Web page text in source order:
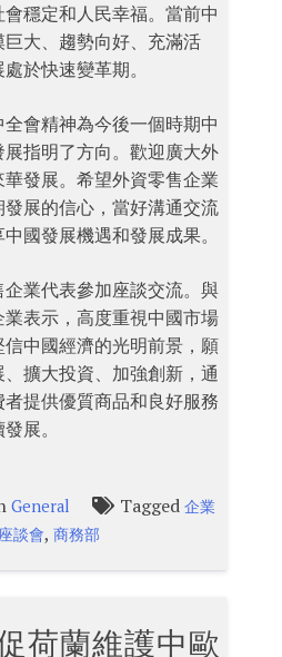
穩定和人民幸福。當前中
大、趨勢向好、充滿活
於快速變革期。
會精神為今後一個時期中
指明了方向。歡迎廣大外
發展。希望外資零售企業
展的信心，當好溝通交流
國發展機遇和發展成果。
業代表參加座談交流。與
表示，高度重視中國市場
中國經濟的光明前景，願
擴大投資、加強創新，通
提供優質商品和良好服務
展。
General Tagged 企業
座談會,商務部
荷蘭維護中歐